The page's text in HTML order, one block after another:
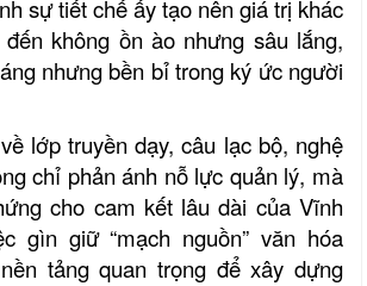
sự tiết chế ấy tạo nên giá trị khác
không ồn ào nhưng sâu lắng,
nhưng bền bỉ trong ký ức người
lớp truyền dạy, câu lạc bộ, nghệ
chỉ phản ánh nỗ lực quản lý, mà
cho cam kết lâu dài của Vĩnh
gìn giữ “mạch nguồn” văn hóa
tảng quan trọng để xây dựng